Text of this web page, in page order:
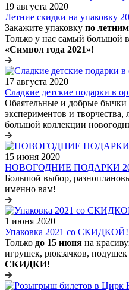
19 августа 2020
Летние скидки на упаковку
Закажите упаковку по
Только у нас самый большой
«Символ года 2021»!
17 августа 2020
Сладкие детские подарки в
Обаятельные и добрые
экспериментов и
большой коллекции
15 июня 2020
НОВОГОДНИЕ ПОДАРКИ
Большой выбор,
именно вам!
1 июня 2020
Упаковка 2021 со СКИДКОЙ!
Только до 15 июня на
игрушек, рюкзачков,
СКИДКИ!